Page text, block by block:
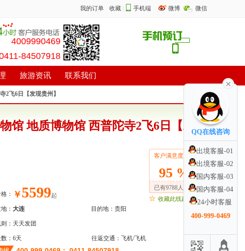
我的订单 收藏 手机端 微博 微信
4009990469
84507918
旅游资讯 联系我们
2飞6日【发现贵州】
馆 地质博物馆 西普陀寺2飞6日【发
： ￥ 5599起
： 大连 目的地： 贵阳
： 天天发团
： 6天 往返交通： 飞机/飞机
客户满意度：
95 %
已有9788人关注
收藏此线路
QQ在线咨询
出境客服-01
出境客服-02
国内客服-03
国内客服-04
24小时客服
400-999-0469